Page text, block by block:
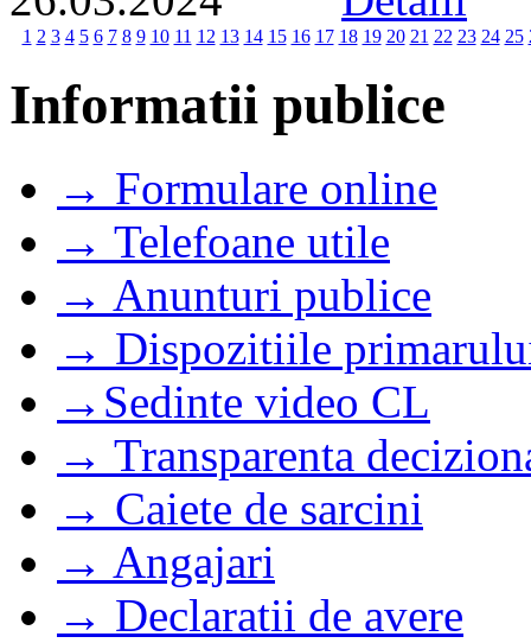
1 2 3 4 5 6 7 8 9 10 11 12 13 14 15 16 17 18 19 20 21 22 23 24 25
Informatii publice
→ Formulare online
→ Telefoane utile
→ Anunturi publice
→ Dispozitiile
→Sedinte video CL
→ Transparenta
→ Caiete de sarcini
→ Angajari
→ Declaratii de avere